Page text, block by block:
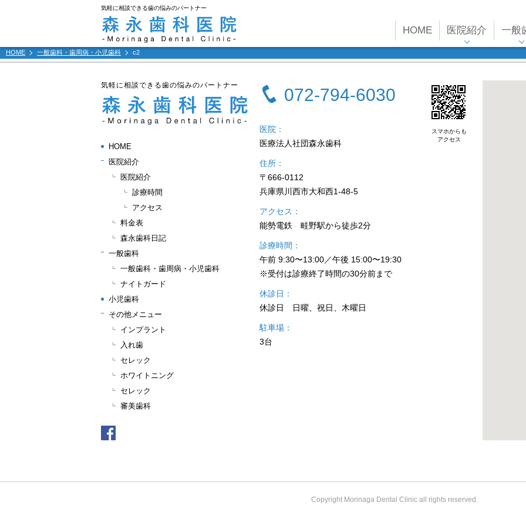
気軽に相談できる歯の悩みのパートナー
HOME 医院紹介 一般
HOME 一般歯科・歯周病・小児歯科 c2
気軽に相談できる歯の悩みのパートナー
HOME
医院紹介
医院紹介
診療時間
アクセス
料金表
森永歯科日記
一般歯科
一般歯科・歯周病・小児歯科
ナイトガード
小児歯科
その他メニュー
インプラント
入れ歯
セレック
ホワイトニング
セレック
審美歯科
072-794-6030
スマホからも
アクセス
医院
医療法人社団森永歯科
住所
〒666-0112
兵庫県川西市大和西1-48-5
アクセス
能勢電鉄 畦野駅から徒歩2分
診療時間
午前 9:30〜13:00／午後 15:00〜19:30
※受付は診療終了時間の30分前まで
休診日
休診日 日曜、祝日、木曜日
駐車場
3台
Copyright Morinaga Dental Clinic all rights reserved.